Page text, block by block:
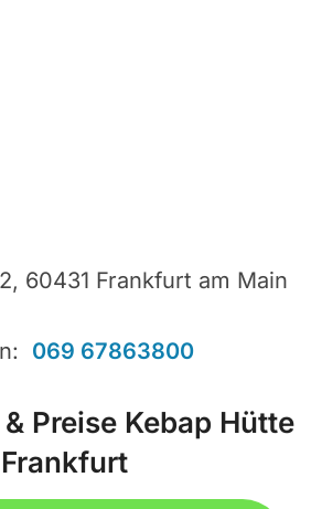
60431 Frankfurt am Main
069 67863800
Preise Kebap Hütte
Frankfurt